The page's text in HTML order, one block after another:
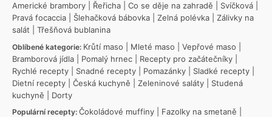
Americké brambory
Řeřicha Co se děje na zahradě Svíčková
Pravá focaccia
Šlehačková bábovka Zelná polévka
Zálivky na
salát
Třešňová bublanina
Oblíbené kategorie: Krůtí maso Mleté maso Vepřové maso
Bramborová jídla
Pomalý hrnec Recepty pro začátečníky
Rychlé recepty
Snadné recepty Pomazánky Sladké recepty
Dietní recepty
Česká kuchyně Zeleninové saláty
Studená
kuchyně
Dorty
Populární recepty: Čokoládové muffiny Fazolky na smetaně